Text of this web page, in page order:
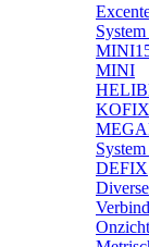
MINI
KOFIX
DEFIX